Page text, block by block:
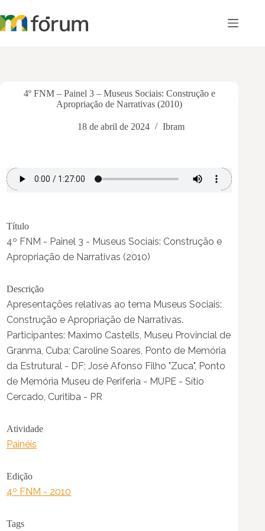
para
o
4º FNM – Painel 3 – Museus Sociais: Construção e
Apropriação de Narrativas (2010)
18 de abril de 2024 Ibram
Título
4º FNM - Painel 3 - Museus Sociais: Construção e
Apropriação de Narrativas (2010)
Descrição
Apresentações relativas ao tema Museus Sociais:
Construção e Apropriação de Narrativas.
Participantes: Maximo Castells, Museu Provincial de
Granma, Cuba; Caroline Soares, Ponto de Memória
da Estrutural - DF; José Afonso Filho "Zuca", Ponto
de Memória Museu de Periferia - MUPE - Sítio
Cercado, Curitiba - PR
Atividade
Painéis
Edição
4º FNM - 2010
Tags